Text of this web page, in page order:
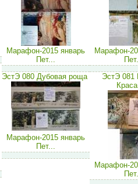
Марафон-2015 январь
Пет...
Марафон-
ЭстЭ 080 Дубовая роща
Марафон-2015 январь
Пет...
ЭстЭ 081
Марафон-